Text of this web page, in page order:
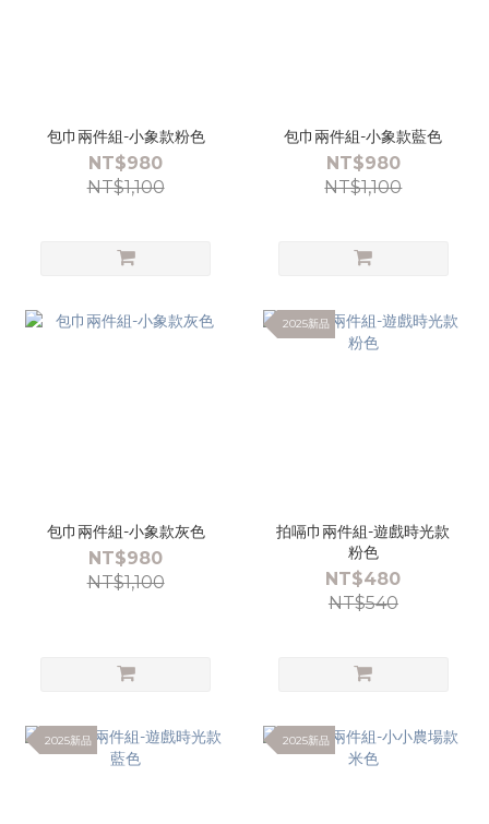
包巾兩件組-小象款粉色
NT$980
NT$1,100
包巾兩件組-小象款藍色
NT$980
NT$1,100
包巾兩件組-小象款灰色
NT$980
NT$1,100
2025新品
拍嗝巾兩件組-遊戲時光款
粉色
NT$480
NT$540
2025新品 2025新品